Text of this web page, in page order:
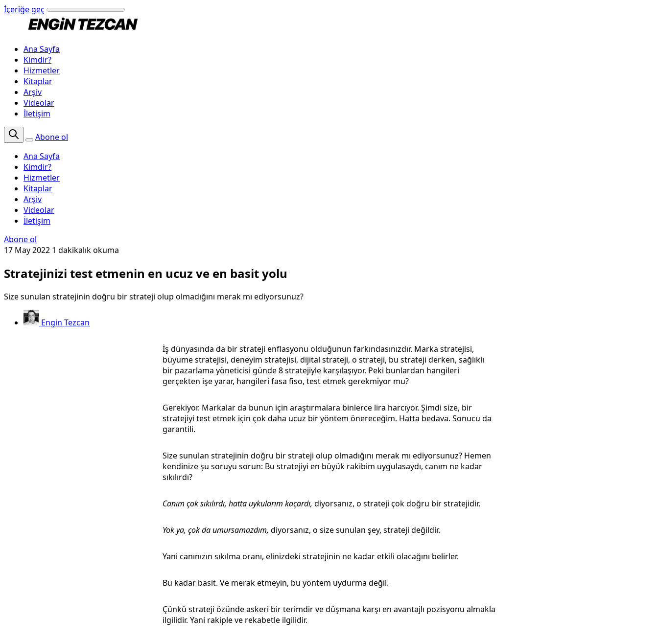
İçeriğe geç
Ana Sayfa
Kimdir?
Hizmetler
Kitaplar
Arşiv
Videolar
İletişim
Abone ol
Ana Sayfa
Kimdir?
Hizmetler
Kitaplar
Arşiv
Videolar
İletişim
Abone ol
17 May 2022 1 dakikalık okuma
Stratejinizi test etmenin en ucuz ve en basit yolu
Size sunulan stratejinin doğru bir strateji olup olmadığını merak mı ediyorsunuz?
Engin Tezcan
İş dünyasında da bir strateji enflasyonu olduğunun farkındasınızdır. Marka stratejisi,
büyüme stratejisi, deneyim stratejisi, dijital strateji, o strateji, bu strateji derken, sağlıklı
bir pazarlama yöneticisi günde 8 stratejiyle karşılaşıyor. Peki bunlardan hangileri
gerçekten işe yarar, hangileri fasa fiso, test etmek gerekmiyor mu?
Gerekiyor. Markalar da bunun için araştırmalara binlerce lira harcıyor. Şimdi size, bir
stratejiyi test etmek için çok daha ucuz bir yöntem önereceğim. Hatta bedava. Sonucu da
garantili.
Size sunulan stratejinin doğru bir strateji olup olmadığını merak mı ediyorsunuz? Hemen
kendinize şu soruyu sorun: Bu stratejiyi en büyük rakibim uygulasaydı, canım ne kadar
sıkılırdı?
Canım çok sıkılırdı, hatta uykularım kaçardı, diyorsanız, o strateji çok doğru bir stratejidir.
Yok ya, çok da umursamazdım, diyorsanız, o size sunulan şey, strateji değildir.
Yani canınızın sıkılma oranı, elinizdeki stratejinin ne kadar etkili olacağını belirler.
Bu kadar basit. Ve merak etmeyin, bu yöntem uydurma değil.
Çünkü strateji özünde askeri bir terimdir ve düşmana karşı en avantajlı pozisyonu almakla
ilgilidir. Yani rakiple ve rekabetle ilgilidir.